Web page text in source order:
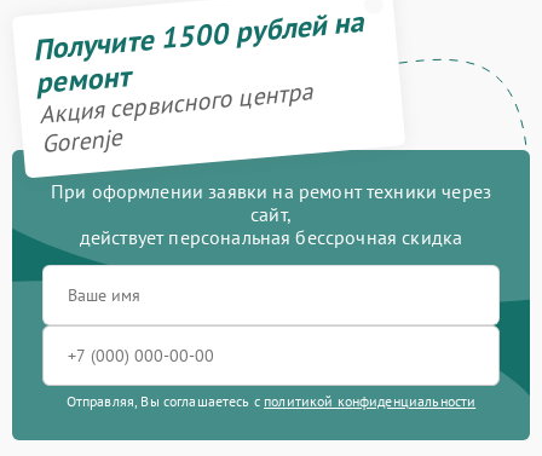
Получите 1500 рублей на
ремонт
Акция сервисного центра
Gorenje
При оформлении заявки на ремонт техники через
сайт,
действует персональная бессрочная скидка
Отправляя, Вы соглашаетесь с политикой конфиденциальности